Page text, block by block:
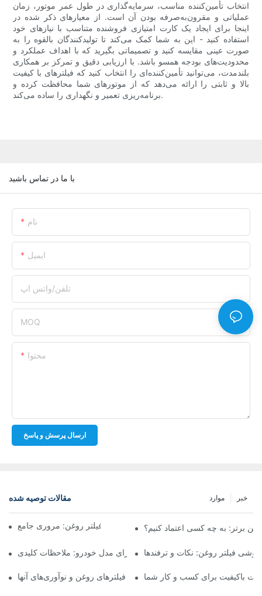
انتخاب تأمین‌کننده مناسب، سرمایه‌گذاری در طول عمر موتور، زمان
عملیاتی و مقرون‌به‌صرفه بودن آن است. از معیارهای ذکر شده در
اینجا برای ایجاد یک کارت امتیازی فروشنده متناسب با نیازهای خود
استفاده کنید - این به شما کمک می‌کند تا تولیدکنندگان بالقوه را به
صورت عینی مقایسه کنید و تصمیماتی بگیرید که با اهداف عملکرد و
محدودیت‌های بودجه همسو باشد. با ارزیابی دقیق و تمرکز بر همکاری
بلندمدت، می‌توانید تأمین‌کننده‌ای را انتخاب کنید که فیلترهای با کیفیت
بالا و ثابتی را ارائه می‌دهد که از موتورهای شما محافظت کرده و
برنامه‌ریزی تعمیر و نگهداری را ساده می‌کند.
با ما در تماس باشید
نام
ایمیل
تلفن/واتس اپ
MOQ
محتوا
ارسال پرسش و پاسخ
مقالات توصیه شده خبر موارد
شرکت‌های برتر تولیدکننده فیلتر روغن: مروری جامعبرتر: به چه کسی اعتماد کنیم؟
انتخاب فیلتر روغن مناسب برای مدل خودرو: ملاحظات کلیدی
فیلتر روغن: نکات و ترفندها
نگاهی به تولیدکنندگان پیشرو فیلترهای روغن و نوآوری‌های آنها
باکیفیت برای کسب و کار شما